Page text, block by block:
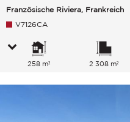
Französische Riviera, Frankreich
V7126CA
258 m² 2 308 m²